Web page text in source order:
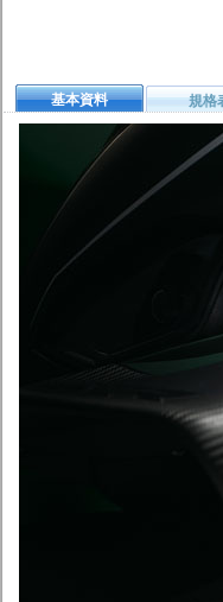
基本資料 規格